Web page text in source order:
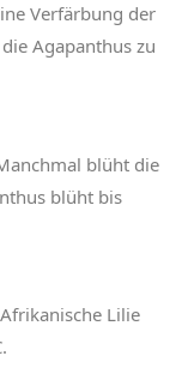
Verfärbung der
Agapanthus zu
blüht die
blüht bis
Lilie